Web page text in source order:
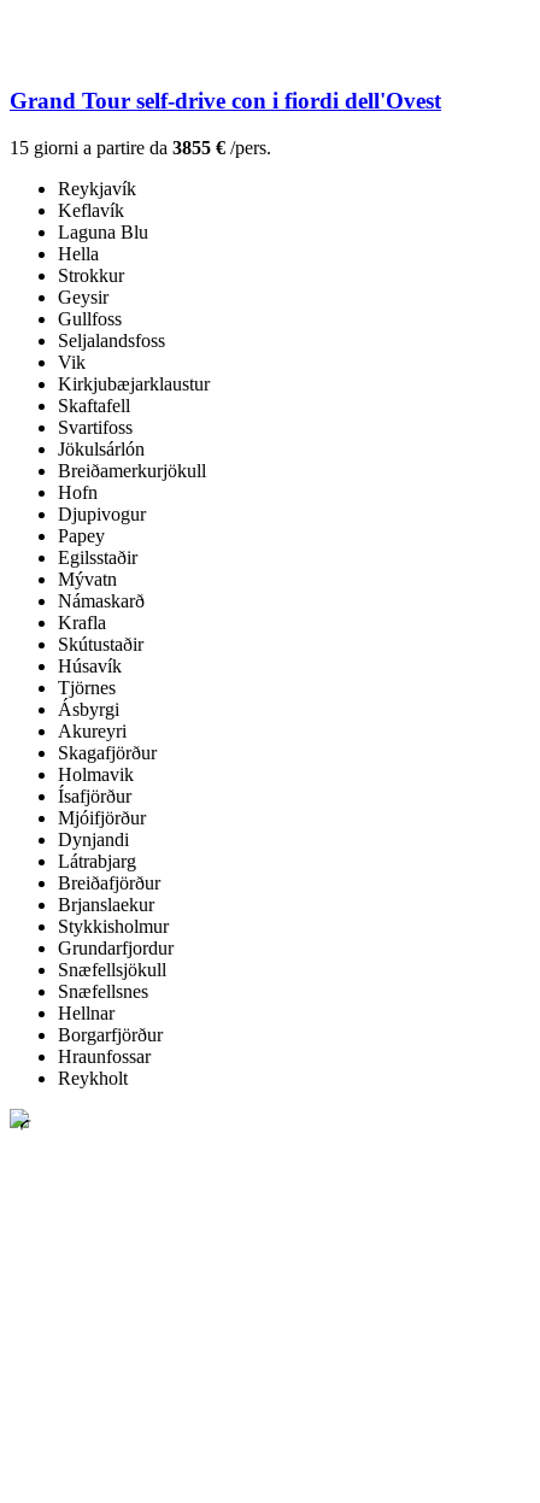
Grand Tour self-drive con i fiordi dell'Ovest
15 giorni a partire da 3855 € /pers.
Reykjavík
Keflavík
Laguna Blu
Hella
Strokkur
Geysir
Gullfoss
Seljalandsfoss
Vik
Kirkjubæjarklaustur
Skaftafell
Svartifoss
Jökulsárlón
Breiðamerkurjökull
Hofn
Djupivogur
Papey
Egilsstaðir
Mývatn
Námaskarð
Krafla
Skútustaðir
Húsavík
Tjörnes
Ásbyrgi
Akureyri
Skagafjörður
Holmavik
Ísafjörður
Mjóifjörður
Dynjandi
Látrabjarg
Breiðafjörður
Brjanslaekur
Stykkisholmur
Grundarfjordur
Snæfellsjökull
Snæfellsnes
Hellnar
Borgarfjörður
Hraunfossar
Reykholt